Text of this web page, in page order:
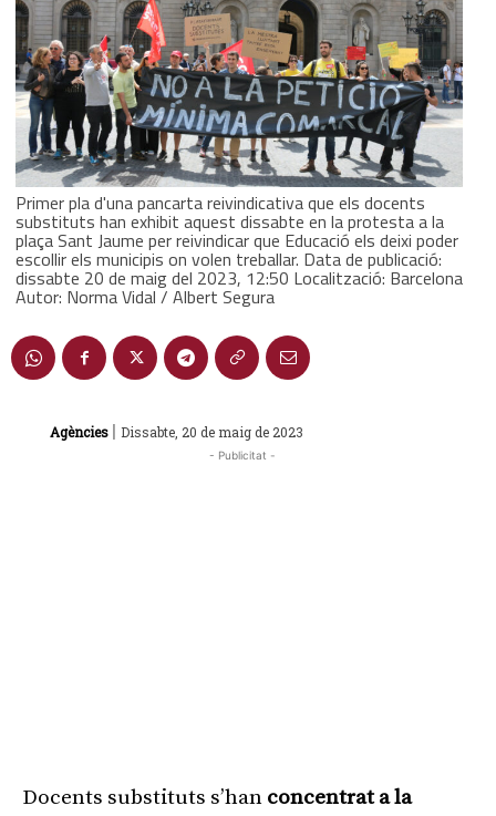
Primer pla d'una pancarta reivindicativa que els docents
substituts han exhibit aquest dissabte en la protesta a la
plaça Sant Jaume per reivindicar que Educació els deixi poder
escollir els municipis on volen treballar. Data de publicació:
dissabte 20 de maig del 2023, 12:50 Localització: Barcelona
Autor: Norma Vidal / Albert Segura
Agències | Dissabte, 20 de maig de 2023
- Publicitat -
Docents substituts s’han concentrat a la